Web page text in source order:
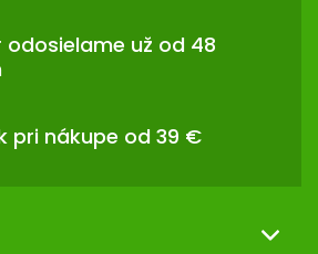
r
y
v
p
odosielame už od 48
pri nákupe od 39 €